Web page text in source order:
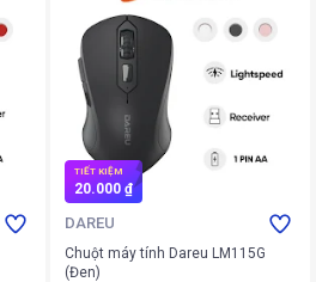
TIẾT KIỆM
20.000 ₫
DAREU
Chuột máy tính Dareu LM115G
(Đen)